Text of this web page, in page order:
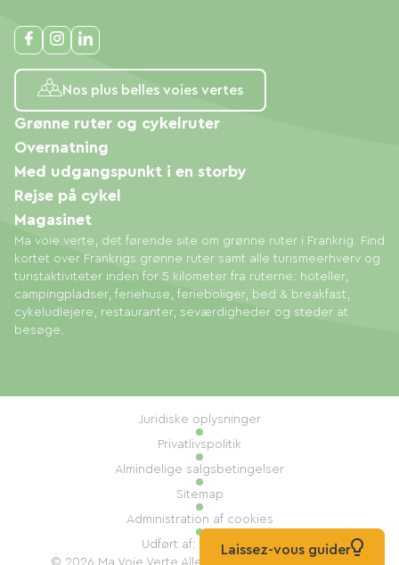
Nos plus belles voies vertes
Ma voie verte, det førende site om grønne ruter i Frankrig. Find
kortet over Frankrigs grønne ruter samt alle turismeerhverv og
turistaktiviteter inden for 5 kilometer fra ruterne: hoteller,
campingpladser, feriehuse, ferieboliger, bed & breakfast,
cykeludlejere, restauranter, seværdigheder og steder at
besøge.
Grønne ruter og cykelruter
Overnatning
Med udgangspunkt i en storby
Rejse på cykel
Magasinet
© 2026 Ma Voie Verte Alle rettigheder forbeholdes
Juridiske oplysninger
Privatlivspolitik
Almindelige salgsbetingelser
Sitemap
Administration af cookies
Udført af: Mill, PrivasLaissez-vous guider